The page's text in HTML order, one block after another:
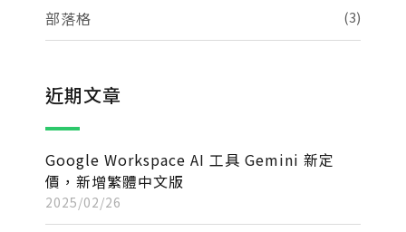
部落格 (3)
近期文章
Google Workspace AI 工具 Gemini 新定
價，新增繁體中文版
2025/02/26